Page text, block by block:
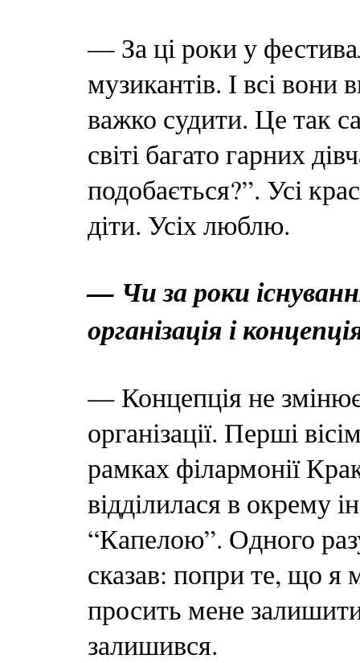
— За ці роки у
музикантів. І всі
важко судити. Це так
світі багато гарних
подобається?”. Усі
діти. Усіх люблю.
— Чи за роки
організація і
— Концепція не
організації. Перші
рамках філармонії
відділилася в окрему
“Капелою”. Одного
сказав: попри те, що я
просить мене
залишився.